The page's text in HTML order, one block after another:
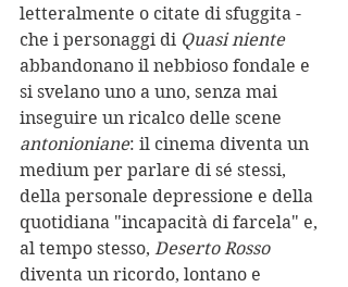
letteralmente o citate di sfuggita -
che i personaggi di Quasi niente
abbandonano il nebbioso fondale e
si svelano uno a uno, senza mai
inseguire un ricalco delle scene
antonioniane: il cinema diventa un
medium per parlare di sé stessi,
della personale depressione e della
quotidiana "incapacità di farcela" e,
al tempo stesso, Deserto Rosso
diventa un ricordo, lontano e